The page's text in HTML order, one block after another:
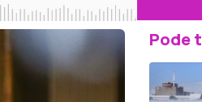
Pode